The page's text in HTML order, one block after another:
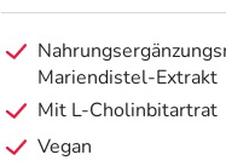
Mariendistel-Extrakt
Mit L-Cholinbitartrat
Vegan